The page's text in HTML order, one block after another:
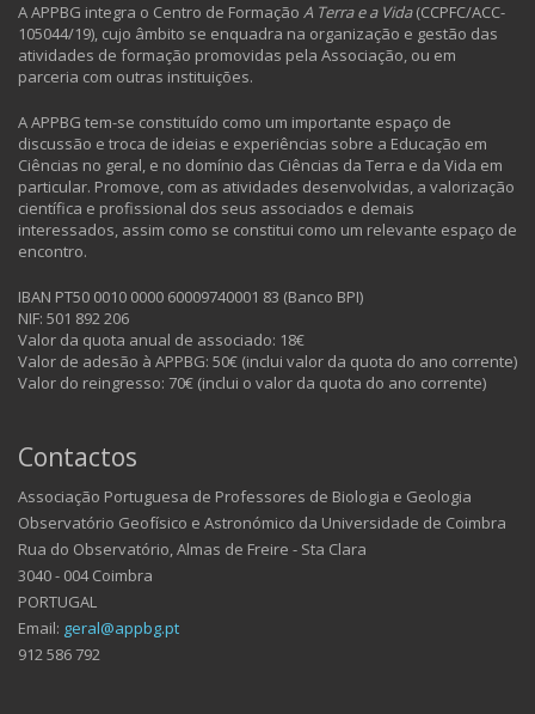
A APPBG integra o Centro de Formação A Terra e a Vida(CCPFC/ACC-
105044/19), cujo âmbito se enquadra na organização e gestão das
atividades de formação promovidas pela Associação, ou em
parceria com outras instituições.
A APPBG tem-se constituído como um importante espaço de
discussão e troca de ideias e experiências sobre a Educação em
Ciências no geral, e no domínio das Ciências da Terra e da Vida em
particular. Promove, com as atividades desenvolvidas, a valorização
científica e profissional dos seus associados e demais
interessados, assim como se constitui como um relevante espaço de
encontro.
IBAN PT50 0010 0000 60009740001 83 (Banco BPI)
NIF: 501 892 206
Valor da quota anual de associado: 18€
Valor de adesão à APPBG: 50€ (inclui valor da quota do ano corrente)
Valor do reingresso: 70€ (inclui o valor da quota do ano corrente)
Contactos
Associação Portuguesa de Professores de Biologia e Geologia
Observatório Geofísico e Astronómico da Universidade de Coimbra
Rua do Observatório, Almas de Freire - Sta Clara
3040 - 004 Coimbra
PORTUGAL
Email: geral@appbg.pt
912 586 792